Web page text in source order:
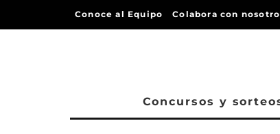
Conoce al Equipo Colabora con
Concursos y